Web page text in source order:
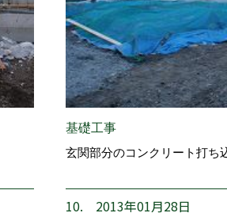
基礎工事
玄関部分のコンクリート打ち
10. 2013年01月28日